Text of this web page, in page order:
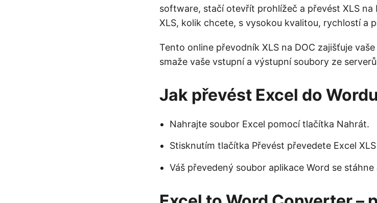
software, stačí otevřít prohlížeč a převést XLS na
XLS, kolik chcete, s vysokou kvalitou, rychlostí a
Tento online převodník XLS na DOC zajišťuje
smaže vaše vstupní a výstupní soubory ze
Jak převést Excel do
Nahrajte soubor Excel pomocí tlačítka Nahrát.
Stisknutím tlačítka Převést převedete Excel
Váš převedený soubor aplikace Word se